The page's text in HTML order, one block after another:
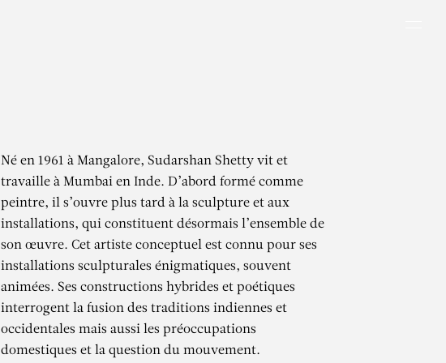
Né en 1961 à Mangalore, Sudarshan Shetty vit et
travaille à Mumbai en Inde. D’abord formé comme
peintre, il s’ouvre plus tard à la sculpture et aux
installations, qui constituent désormais l’ensemble de
son œuvre. Cet artiste conceptuel est connu pour ses
installations sculpturales énigmatiques, souvent
animées. Ses constructions hybrides et poétiques
interrogent la fusion des traditions indiennes et
occidentales mais aussi les préoccupations
domestiques et la question du mouvement.